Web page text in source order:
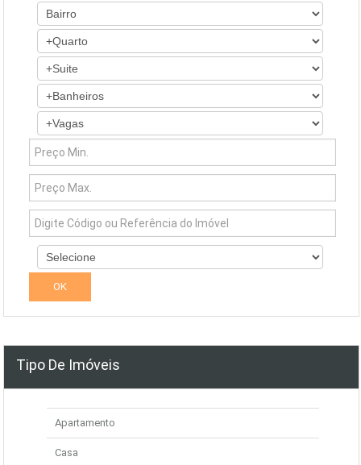
Tipo De Imóveis
Apartamento
Casa